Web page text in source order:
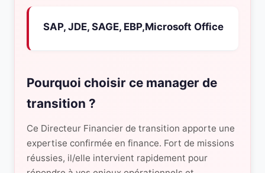
SAP, JDE, SAGE, EBP,Microsoft Office
Pourquoi choisir ce manager de
transition ?
Ce Directeur Financier de transition apporte une
expertise confirmée en finance. Fort de missions
réussies, il/elle intervient rapidement pour